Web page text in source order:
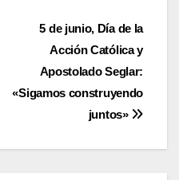
5 de junio, Día de la
Acción Católica y
Apostolado Seglar:
«Sigamos construyendo
juntos»